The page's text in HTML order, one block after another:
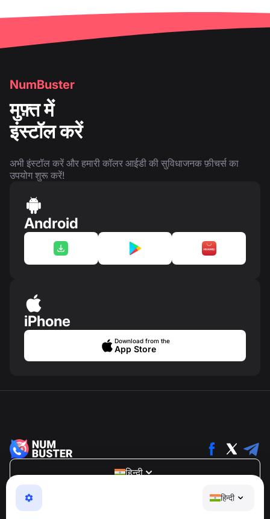
हिन्दी
NumBuster
मुफ़्त में
इंस्टॉल करें
अभी इंस्टॉल करें और हमारी कॉलर आईडी की सुविधाजनक फ़ीचर्स का
उपयोग शुरू करें!
Android
iPhone
Download from the
App Store
हिन्दी
NumBuster © 2013—2026 ·
support@numbuster.com
एक उपयोग में आसान ऐप जो आपको फोन घोटालों, स्पैम और अवांछित संदेशों